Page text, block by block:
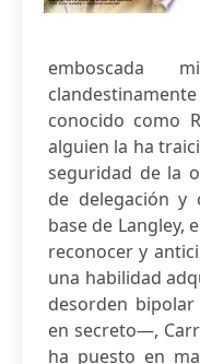
emboscada
conocido como
alguien la ha
seguridad de la
de delegación y
base de Langley,
reconocer y
una habilidad
desorden
en secreto—,
ha puesto en